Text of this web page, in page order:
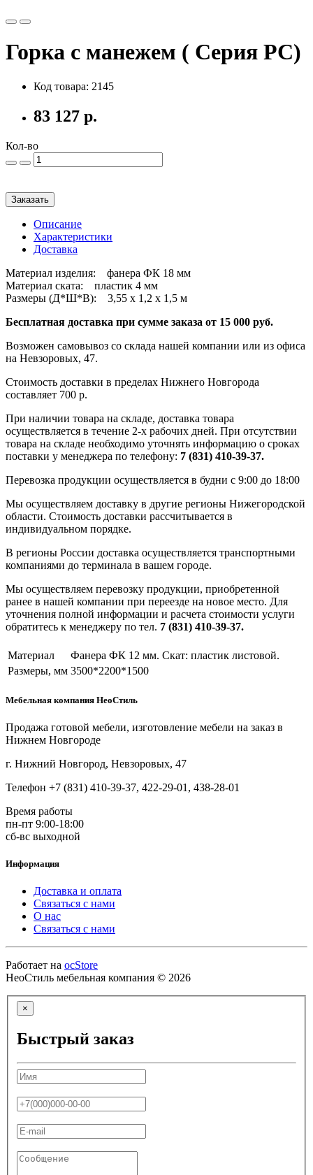
Горка с манежем ( Серия PC)
Код товара: 2145
83 127 р.
Кол-во
Заказать
Описание
Характеристики
Доставка
Материал изделия: фанера ФК 18 мм
Материал ската: пластик 4 мм
Размеры (Д*Ш*В): 3,55 х 1,2 х 1,5 м
Бесплатная доставка при сумме заказа от 15 000 руб.
Возможен самовывоз со склада нашей компании или из офиса
на Невзоровых, 47.
Стоимость доставки в пределах Нижнего Новгорода
составляет 700 р.
При наличии товара на складе, доставка товара
осуществляется в течение 2-х рабочих дней. При отсутствии
товара на складе необходимо уточнять информацию о сроках
поставки у менеджера по телефону: 7 (831) 410-39-37.
Перевозка продукции осуществляется в будни с 9:00 до 18:00
Мы осуществляем доставку в другие регионы Нижегородской
области. Стоимость доставки рассчитывается в
индивидуальном порядке.
В регионы России доставка осуществляется транспортными
компаниями до терминала в вашем городе.
Мы осуществляем перевозку продукции, приобретенной
ранее в нашей компании при переезде на новое место. Для
уточнения полной информации и расчета стоимости услуги
обратитесь к менеджеру по тел. 7 (831) 410-39-37.
Материал
Фанера ФК 12 мм. Скат: пластик листовой.
Размеры, мм 3500*2200*1500
Мебельная компания НеоСтиль
Продажа готовой мебели, изготовление мебели на заказ в
Нижнем Новгороде
г. Нижний Новгород, Невзоровых, 47
Телефон +7 (831) 410-39-37, 422-29-01, 438-28-01
Время работы
пн-пт 9:00-18:00
сб-вс выходной
Информация
Доставка и оплата
Связаться с нами
О нас
Связаться с нами
Работает на ocStore
НеоСтиль мебельная компания © 2026
×
Быстрый заказ